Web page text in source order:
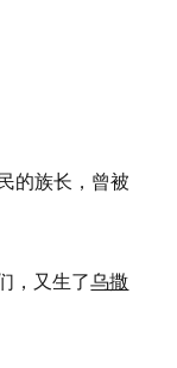
的族长，曾被
，又生了乌撒